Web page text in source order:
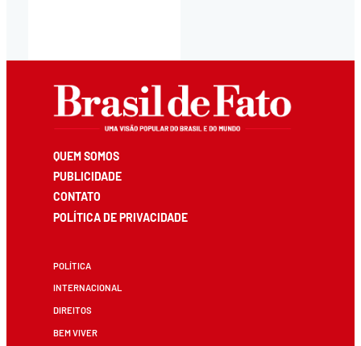
QUEM SOMOS
PUBLICIDADE
CONTATO
POLÍTICA DE PRIVACIDADE
POLÍTICA
INTERNACIONAL
DIREITOS
BEM VIVER